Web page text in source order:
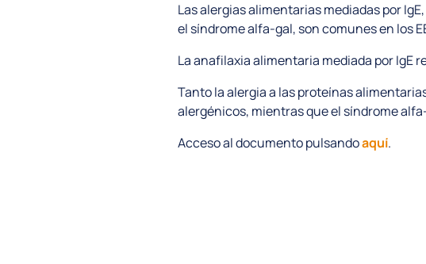
Las alergias alimentarias mediadas por
el síndrome alfa-gal, son comunes en los
La anafilaxia alimentaria mediada por
Tanto la alergia a las proteínas
alergénicos, mientras que el síndrome
Acceso al documento pulsandoaquí.